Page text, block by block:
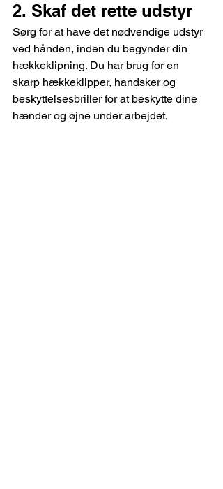
2. Skaf det rette udstyr
Sørg for at have det nødvendige udstyr
ved hånden, inden du begynder din
hækkeklipning. Du har brug for en
skarp hækkeklipper, handsker og
beskyttelsesbriller for at beskytte dine
hænder og øjne under arbejdet.